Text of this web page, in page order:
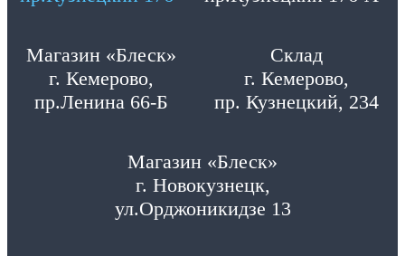
Магазин «Блеск»
г. Кемерово,
пр.Ленина 66-Б
Склад
г. Кемерово,
пр. Кузнецкий, 234
Магазин «Блеск»
г. Новокузнецк,
ул.Орджоникидзе 13